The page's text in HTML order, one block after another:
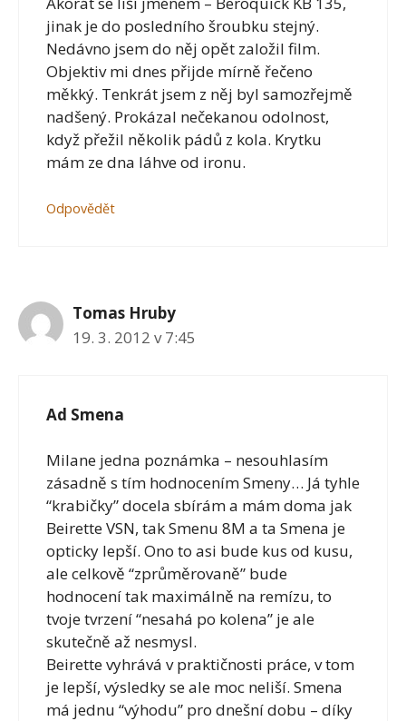
jinak je do posledního šroubku stejný.
Nedávno jsem do něj opět založil film.
Objektiv mi dnes přijde mírně řečeno
měkký. Tenkrát jsem z něj byl samozřejmě
nadšený. Prokázal nečekanou odolnost,
když přežil několik pádů z kola. Krytku
mám ze dna láhve od ironu.
Odpovědět
Tomas Hruby
19. 3. 2012 v 7:45
Ad Smena
Milane jedna poznámka – nesouhlasím
zásadně s tím hodnocením Smeny… Já tyhle
“krabičky” docela sbírám a mám doma jak
Beirette VSN, tak Smenu 8M a ta Smena je
opticky lepší. Ono to asi bude kus od kusu,
ale celkově “zprůměrovaně” bude
hodnocení tak maximálně na remízu, to
tvoje tvrzení “nesahá po kolena” je ale
skutečně až nesmysl.
Beirette vyhrává v praktičnosti práce, v tom
je lepší, výsledky se ale moc neliší. Smena
má jednu “výhodu” pro dnešní dobu – díky